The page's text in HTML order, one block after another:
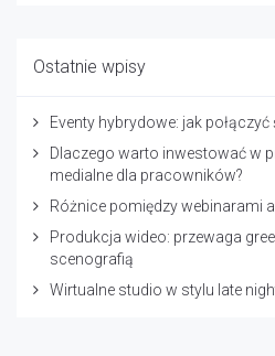
Ostatnie wpisy
Eventy hybrydowe: jak
Dlaczego warto inwestować w
medialne dla pracowników?
Różnice pomiędzy webinarami
Produkcja wideo: przewaga
scenografią
Wirtualne studio w stylu late